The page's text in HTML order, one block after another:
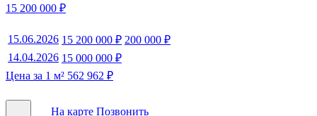
15 200 000 ₽
15.06.2026 15 200 000 ₽ 200 000 ₽
14.04.2026 15 000 000 ₽
Цена за 1 м² 562 962 ₽
На карте Позвонить